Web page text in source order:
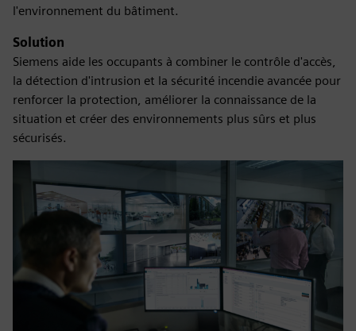
l'environnement du bâtiment.
Solution
Siemens aide les occupants à combiner le contrôle d'accès,
la détection d'intrusion et la sécurité incendie avancée pour
renforcer la protection, améliorer la connaissance de la
situation et créer des environnements plus sûrs et plus
sécurisés.